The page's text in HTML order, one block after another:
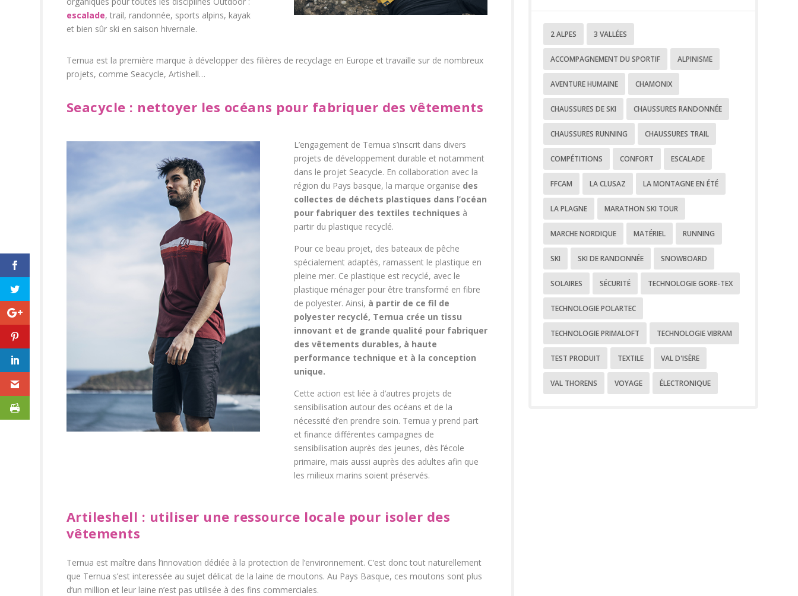
escalade, trail, randonnée, sports alpins, kayak
et bien sûr ski en saison hivernale.
Ternua est la première marque à développer des filières de recyclage en Europe et travaille sur de nombreux
projets, comme Seacycle, Artishell…
Seacycle : nettoyer les océans pour fabriquer des vêtements
L’engagement de Ternua s’inscrit dans divers
projets de développement durable et notamment
dans le projet Seacycle. En collaboration avec la
région du Pays basque, la marque organise des
collectes de déchets plastiques dans l’océan
pour fabriquer des textiles techniques à
partir du plastique recyclé.
Pour ce beau projet, des bateaux de pêche
spécialement adaptés, ramassent le plastique en
pleine mer. Ce plastique est recyclé, avec le
plastique ménager pour être transformé en fibre
de polyester. Ainsi, à partir de ce fil de
polyester recyclé, Ternua crée un tissu
innovant et de grande qualité pour fabriquer
des vêtements durables, à haute
performance technique et à la conception
unique.
Cette action est liée à d’autres projets de
sensibilisation autour des océans et de la
nécessité d’en prendre soin. Ternua y prend part
et finance différentes campagnes de
sensibilisation auprès des jeunes, dès l’école
primaire, mais aussi auprès des adultes afin que
les milieux marins soient préservés.
Artileshell : utiliser une ressource locale pour isoler des
vêtements
Ternua est maître dans l’innovation dédiée à la protection de l’environnement. C’est donc tout naturellement
que Ternua s’est interessée au sujet délicat de la laine de moutons. Au Pays Basque, ces moutons sont plus
d’un million et leur laine n’est pas utilisée à des fins commerciales.
2 ALPES 3 VALLÉES
ACCOMPAGNEMENT DU SPORTIF ALPINISME
AVENTURE HUMAINE CHAMONIX
CHAUSSURES DE SKI CHAUSSURES RANDONNÉE
CHAUSSURES RUNNING CHAUSSURES TRAIL
COMPÉTITIONS CONFORT ESCALADE
FFCAM LA CLUSAZ LA MONTAGNE EN ÉTÉ
LA PLAGNE MARATHON SKI TOUR
MARCHE NORDIQUE MATÉRIEL RUNNING
SKI SKI DE RANDONNÉE SNOWBOARD
SOLAIRES SÉCURITÉ TECHNOLOGIE GORE-TEX
TECHNOLOGIE POLARTEC
TECHNOLOGIE PRIMALOFT TECHNOLOGIE VIBRAM
TEST PRODUIT TEXTILE VAL D'ISÈRE
VAL THORENS VOYAGE ÉLECTRONIQUE